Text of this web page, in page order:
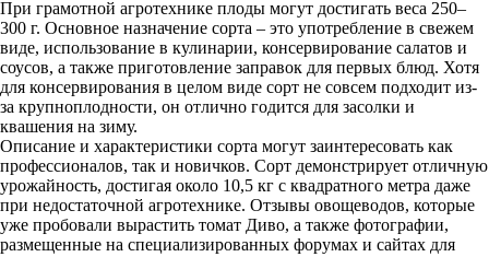
При грамотной агротехнике плоды могут достигать веса 250–
300 г. Основное назначение сорта – это употребление в свежем
виде, использование в кулинарии, консервирование салатов и
соусов, а также приготовление заправок для первых блюд. Хотя
для консервирования в целом виде сорт не совсем подходит из-
за крупноплодности, он отлично годится для засолки и
квашения на зиму.
Описание и характеристики сорта могут заинтересовать как
профессионалов, так и новичков. Сорт демонстрирует отличную
урожайность, достигая около 10,5 кг с квадратного метра даже
при недостаточной агротехнике. Отзывы овощеводов, которые
уже пробовали вырастить томат Диво, а также фотографии,
размещенные на специализированных форумах и сайтах для